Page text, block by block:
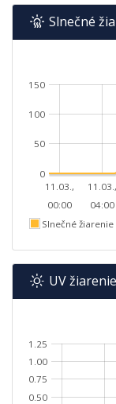
Slnečné
11.03.,
00:00
11.03.,
04:00
0
50
100
150
Slnečné žiarenie
UV žiarenie
0.50
0.75
1.00
1.25